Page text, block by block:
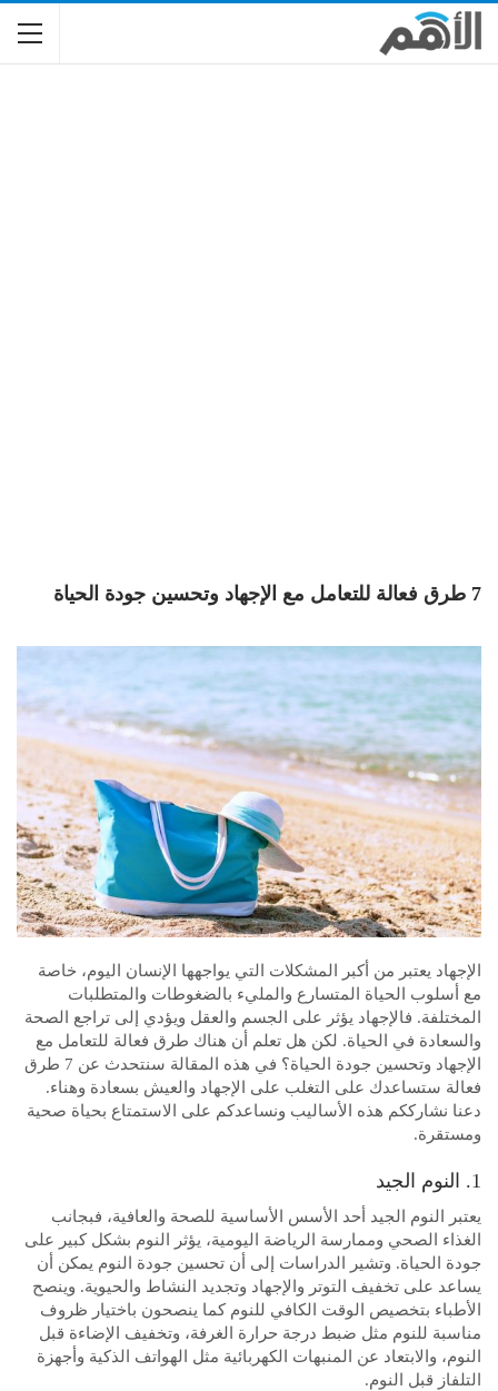
7 طرق فعالة للتعامل مع الإجهاد وتحسين جودة الحياة
الإجهاد يعتبر من أكبر المشكلات التي يواجهها الإنسان اليوم، خاصة
مع أسلوب الحياة المتسارع والمليء بالضغوطات والمتطلبات
المختلفة. فالإجهاد يؤثر على الجسم والعقل ويؤدي إلى تراجع الصحة
والسعادة في الحياة. لكن هل تعلم أن هناك طرق فعالة للتعامل مع
الإجهاد وتحسين جودة الحياة؟ في هذه المقالة سنتحدث عن 7 طرق
فعالة ستساعدك على التغلب على الإجهاد والعيش بسعادة وهناء.
دعنا نشارككم هذه الأساليب ونساعدكم على الاستمتاع بحياة صحية
ومستقرة.
1. النوم الجيد
يعتبر النوم الجيد أحد الأسس الأساسية للصحة والعافية، فبجانب
الغذاء الصحي وممارسة الرياضة اليومية، يؤثر النوم بشكل كبير على
جودة الحياة. وتشير الدراسات إلى أن تحسين جودة النوم يمكن أن
يساعد على تخفيف التوتر والإجهاد وتجديد النشاط والحيوية. وينصح
الأطباء بتخصيص الوقت الكافي للنوم كما ينصحون باختيار ظروف
مناسبة للنوم مثل ضبط درجة حرارة الغرفة، وتخفيف الإضاءة قبل
النوم، والابتعاد عن المنبهات الكهربائية مثل الهواتف الذكية وأجهزة
التلفاز قبل النوم.